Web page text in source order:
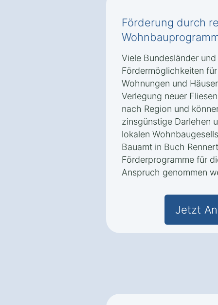
Förderung durch
Viele Bundesländer
Fördermöglichkeiten
Wohnungen und
Verlegung neuer
nach Region und
zinsgünstige Darlehen
lokalen
Bauamt in Buch
Förderprogramme für
Anspruch genommen
Jetzt